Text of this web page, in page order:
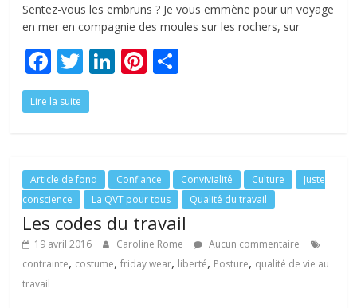
Sentez-vous les embruns ? Je vous emmène pour un voyage
en mer en compagnie des moules sur les rochers, sur
F
ac
e
o
o
k
T
w
itt
Li
dI
n
Pi
st er
Lire la suite
Article de fond Confiance Convivialité Culture
Juste
conscience
La QVT pour tous Qualité du travail
Les codes du travail
19 avril 2016 Caroline Rome
Aucun commentaire
contrainte, costume,friday wear, liberté, Posture, qualité de vie au
travail